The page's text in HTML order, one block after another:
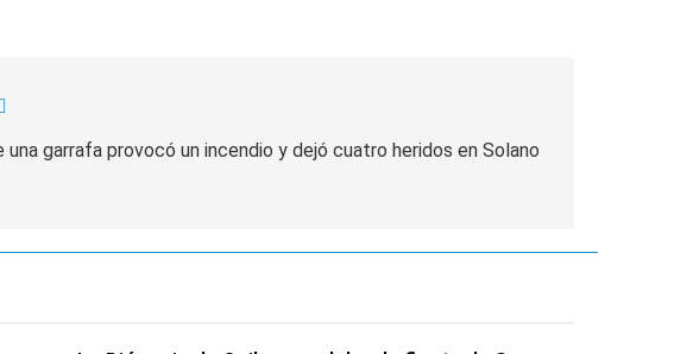
una garrafa provocó un incendio y dejó cuatro heridos en Solano